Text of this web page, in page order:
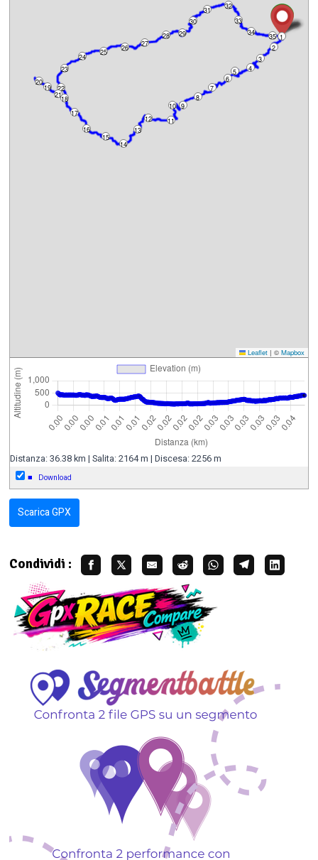
32
16
8
24
4
12
20
28
2
6
10
14
18
22
26
30
34
1
3
5
7
9
11
13
15
17
19
21
23
25
27
29
31
33
35
Leaflet | ©Mapbox
Distanza: 36.38 km | Salita: 2164 m | Discesa: 2256 m
■ Download
Scarica GPX
Condividi :